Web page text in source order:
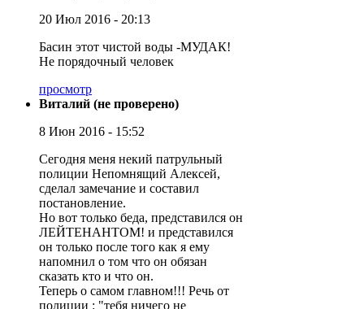
20 Июл 2016 - 20:13
Басин этот чистой воды -МУДАК!
Не порядочный человек
просмотр
Виталий (не проверено)
8 Июн 2016 - 15:52
Сегодня меня некий патрульный
полиции Непомнящий Алексей,
сделал замечание и составил
постановление.
Но вот только беда, представился он
ЛЕЙТЕНАНТОМ! и представился
он только после того как я ему
напомнил о том что он обязан
сказать кто и что он.
Теперь о самом главном!!! Речь от
полиции : "тебя ничего не